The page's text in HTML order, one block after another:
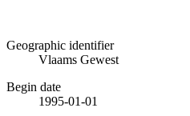
Geographic identifier
Vlaams Gewest
Begin date
1995-01-01